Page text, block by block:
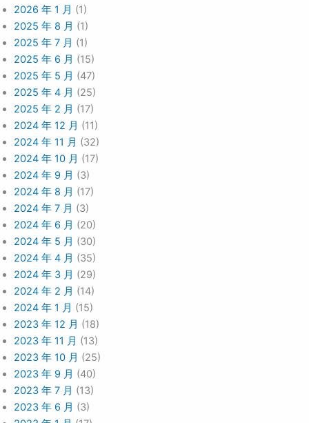
2026 年 1 月 (1)
2025 年 8 月 (1)
2025 年 7 月 (1)
2025 年 6 月 (15)
2025 年 5 月 (47)
2025 年 4 月 (25)
2025 年 2 月 (17)
2024 年 12 月 (11)
2024 年 11 月 (32)
2024 年 10 月 (17)
2024 年 9 月 (3)
2024 年 8 月 (17)
2024 年 7 月 (3)
2024 年 6 月 (20)
2024 年 5 月 (30)
2024 年 4 月 (35)
2024 年 3 月 (29)
2024 年 2 月 (14)
2024 年 1 月 (15)
2023 年 12 月 (18)
2023 年 11 月 (13)
2023 年 10 月 (25)
2023 年 9 月 (40)
2023 年 7 月 (13)
2023 年 6 月 (3)